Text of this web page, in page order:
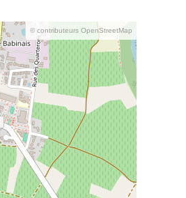
© contributeurs OpenStreetMap